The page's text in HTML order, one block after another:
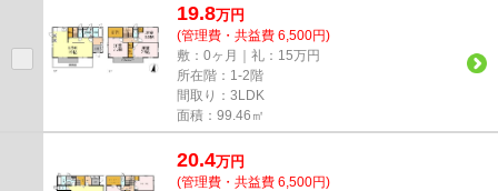
19.8万円
(管理費・共益費 6,500円)
敷：0ヶ月｜礼：15万円
所在階：1-2階
間取り：3LDK
面積：99.46㎡
20.4万円
(管理費・共益費 6,500円)